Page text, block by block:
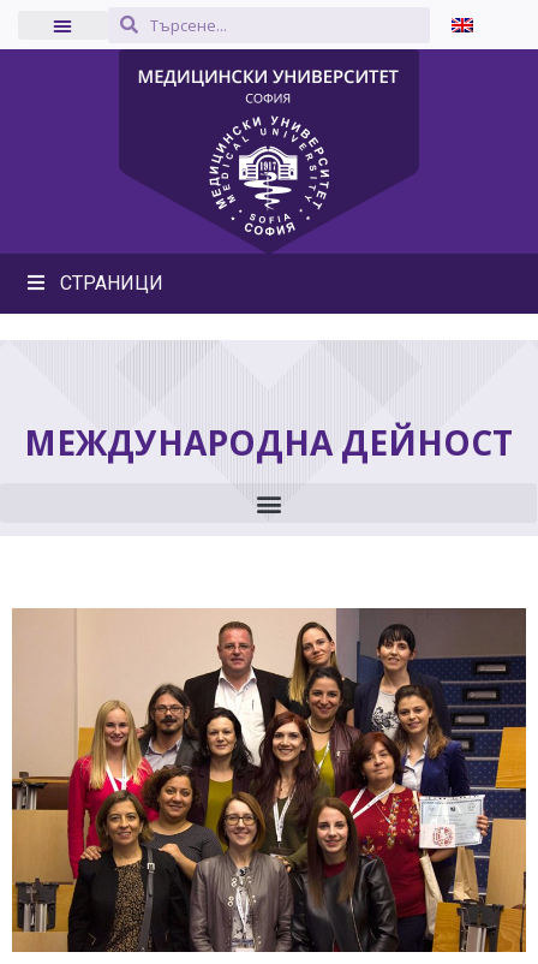
СТРАНИЦИ
МЕЖДУНАРОДНА ДЕЙНОСТ